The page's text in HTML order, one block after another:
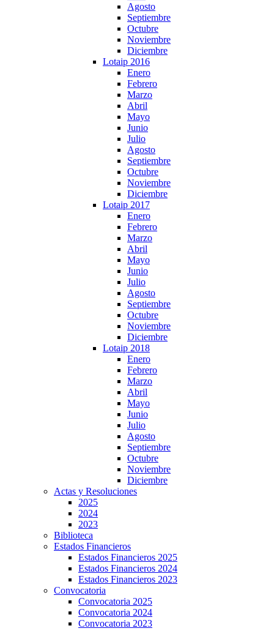
Agosto
Septiembre
Octubre
Noviembre
Diciembre
Lotaip 2016
Enero
Febrero
Marzo
Abril
Mayo
Junio
Julio
Agosto
Septiembre
Octubre
Noviembre
Diciembre
Lotaip 2017
Enero
Febrero
Marzo
Abril
Mayo
Junio
Julio
Agosto
Septiembre
Octubre
Noviembre
Diciembre
Lotaip 2018
Enero
Febrero
Marzo
Abril
Mayo
Junio
Julio
Agosto
Septiembre
Octubre
Noviembre
Diciembre
Actas y Resoluciones
2025
2024
2023
Biblioteca
Estados Financieros
Estados Financieros 2025
Estados Financieros 2024
Estados Financieros 2023
Convocatoria
Convocatoria 2025
Convocatoria 2024
Convocatoria 2023